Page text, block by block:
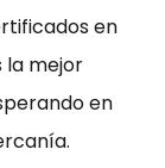
en
la mejor
en